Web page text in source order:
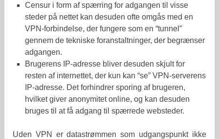
Censur i form af spærring for adgangen til visse
steder på nettet kan desuden ofte omgås med en
VPN-forbindelse, der fungere som en “tunnel”
gennem de tekniske foranstaltninger, der begrænser
adgangen.
Brugerens IP-adresse bliver desuden skjult for
resten af internettet, der kun kan “se” VPN-serverens
IP-adresse. Det forhindrer sporing af brugeren,
hvilket giver anonymitet online, og kan desuden
bruges til at få adgang til spærrede websteder.
Uden VPN er datastrømmen som udgangspunkt ikke